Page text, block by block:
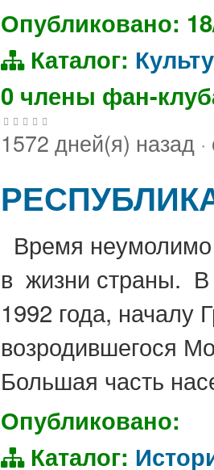
Опубликовано:
Каталог:
0 члены фан-
1572 дней(я) назад ·
Время
в жизни страны. В
1992 года, началу
возродившегося
Большая часть
Опубликовано:
Каталог: